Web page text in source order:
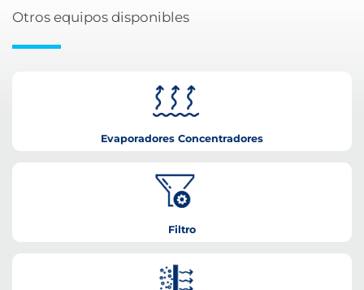
Otros equipos disponibles
Evaporadores Concentradores
Filtro